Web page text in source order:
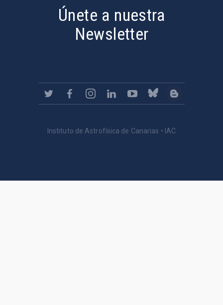
Únete a nuestra
Newsletter
Instituto de Astrofísica de Canarias • IAC